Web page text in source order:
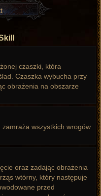
czaszki, która
Czaszka wybucha przy
obrażenia na obszarze
wszystkich wrogów
oraz zadając obrażenia
wtórny, który następuje
przed